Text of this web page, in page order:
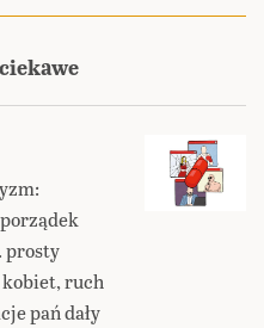
prosty
kobiet, ruch
pań dały